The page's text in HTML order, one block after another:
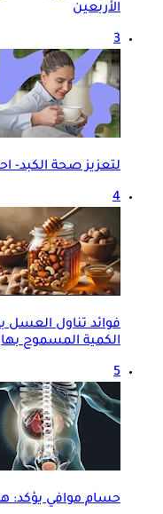
الأربعين
3
لتعزيز صحة الكبد-
4
فوائد تناول
الكمية المسموح بها
5
حسام موافي يؤكد: